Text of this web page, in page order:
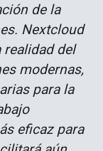
de la
Nextcloud
realidad del
modernas,
para la
eficaz para